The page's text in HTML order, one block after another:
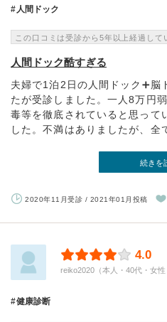
人間ドック
この口コミは受診から5年以上経過して
人間ドック酷すぎる
夫婦で1泊2日の人間ドック➕脳
たが受診しました。一人8万円
毒等を徹底されていると思って
した。不満はありましたが、全
続きを
2020年11月受診 / 2021年01月投稿
4.0
reiko2020（本人・40代・女性
健康診断